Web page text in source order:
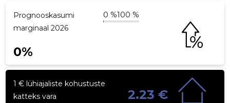
Prognooskasumi
marginaal 2026
0 %100 %
0%
1 € lühiajaliste kohustuste
katteks vara
2.23 €